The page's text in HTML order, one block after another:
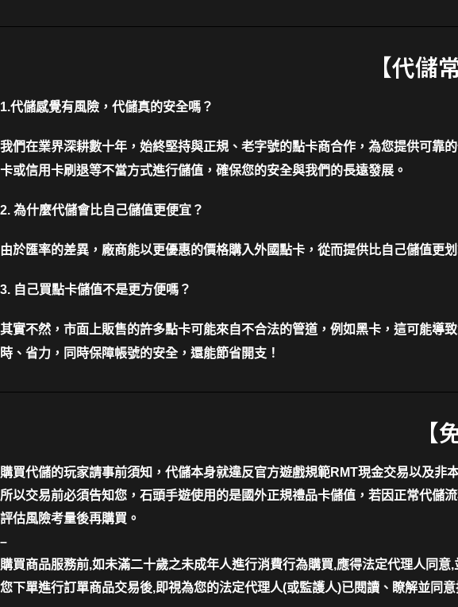
【代儲
1.代儲感覺有風險，代儲真的安全嗎？
我們在業界深耕數十年，始終堅持與正規、老字號的點卡商合作，為您提供可靠
卡或信用卡刷退等不當方式進行儲值，確保您的安全與我們的長遠發展。
2. 為什麼代儲會比自己儲值更便宜？
由於匯率的差異，廠商能以更優惠的價格購入外國點卡，從而提供比自己儲值更划
3. 自己買點卡儲值不是更方便嗎？
其實不然，市面上販售的許多點卡可能來自不合法的管道，例如黑卡，這可能導
時、省力，同時保障帳號的安全，還能節省開支！
【
購買代儲的玩家請事前須知，代儲本身就違反官方遊戲規範RMT現金交易以及非
所以交易前必須告知您，石頭手遊使用的是國外正規禮品卡儲值，若因正常代儲
評估風險考量後再購買。
–
購買商品服務前,如未滿二十歲之未成年人進行消費行為購買,應得法定代理人同
您下單進行訂單商品交易後,即視為您的法定代理人(或監護人)已閱讀、瞭解並同